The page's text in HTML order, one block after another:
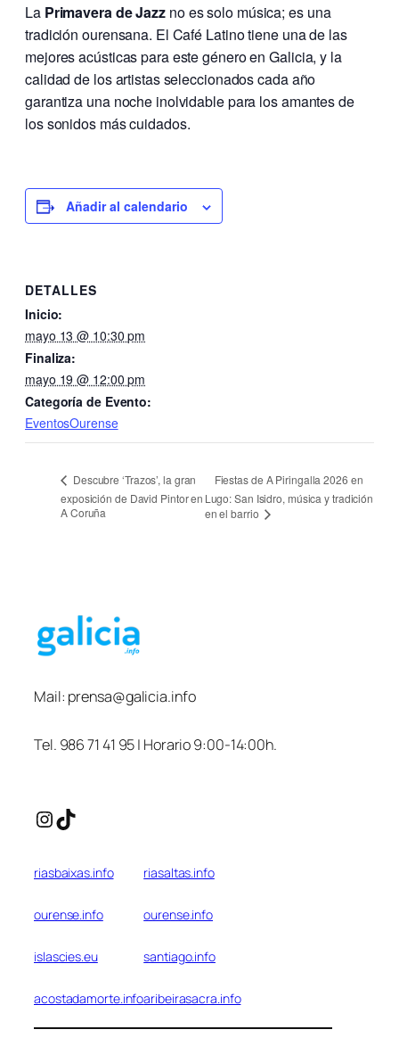
La Primavera de Jazz no es solo música; es una
tradición ourensana. El Café Latino tiene una de las
mejores acústicas para este género en Galicia, y la
calidad de los artistas seleccionados cada año
garantiza una noche inolvidable para los amantes de
los sonidos más cuidados.
Añadir al calendario
DETALLES
Inicio:
mayo 13 @ 10:30 pm
Finaliza:
mayo 19 @ 12:00 pm
Categoría de Evento:
EventosOurense
Descubre ‘Trazos’, la gran
exposición de David Pintor en
A Coruña
Fiestas de A Piringalla 2026 en
Lugo: San Isidro, música y tradición
en el barrio
Mail: prensa@galicia.info
Tel. 986 71 41 95 | Horario 9:00-14:00h.
Instagram
TikTok
riasbaixas.info riasaltas.info
ourense.info ourense.info
islascies.eu santiago.info
acostadamorte.infoaribeirasacra.info